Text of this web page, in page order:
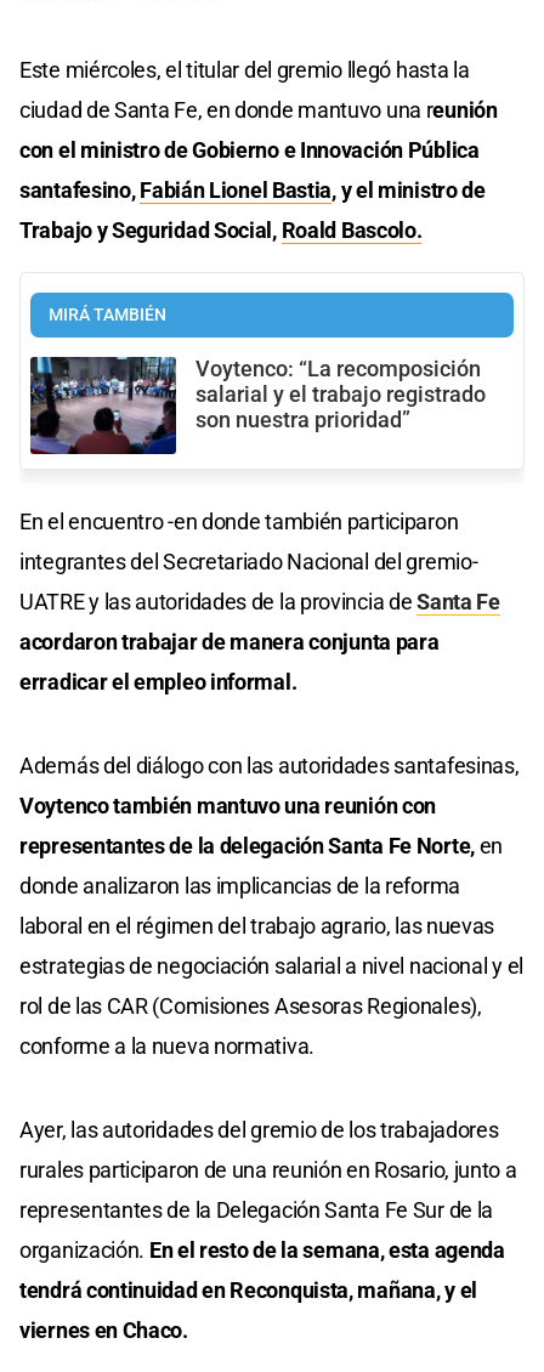
Este miércoles, el titular del gremio llegó hasta la
ciudad de Santa Fe, en donde mantuvo una reunión
con el ministro de Gobierno e Innovación Pública
santafesino,Fabián Lionel Bastia, y el ministro de
Trabajo y Seguridad Social, Roald Bascolo.
MIRÁ TAMBIÉN
Voytenco: “La recomposición
salarial y el trabajo registrado
son nuestra prioridad”
En el encuentro -en donde también participaron
integrantes del Secretariado Nacional del gremio-
UATRE y las autoridades de la provincia deSanta Fe
acordaron trabajar de manera conjunta para
erradicar el empleo informal.
Además del diálogo con las autoridades santafesinas,
Voytenco también mantuvo una reunión con
representantes de la delegación Santa Fe Norte,en
donde analizaron las implicancias de la reforma
laboral en el régimen del trabajo agrario, las nuevas
estrategias de negociación salarial a nivel nacional y el
rol de las CAR (Comisiones Asesoras Regionales),
conforme a la nueva normativa.
Ayer, las autoridades del gremio de los trabajadores
rurales participaron de una reunión en Rosario, junto a
representantes de la Delegación Santa Fe Sur de la
organización. En el resto de la semana, esta agenda
tendrá continuidad en Reconquista, mañana, y el
viernes en Chaco.